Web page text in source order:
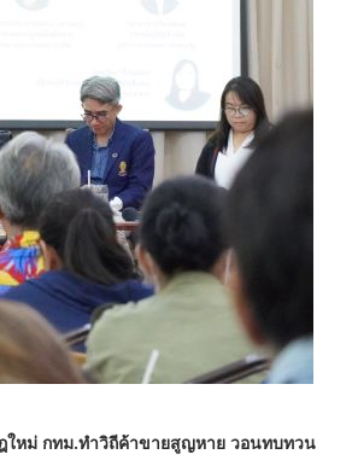
ใหม่ กทม.ทำวิถีค้าขายสูญหาย วอนทบทวน